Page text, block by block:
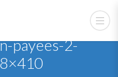
payees-2-